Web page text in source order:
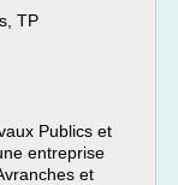
TP
Publics et
entreprise
et